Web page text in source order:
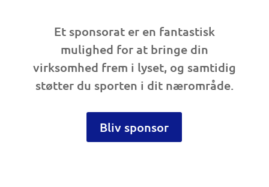
Et sponsorat er en fantastisk
mulighed for at bringe din
virksomhed frem i lyset, og samtidig
støtter du sporten i dit nærområde.
Bliv sponsor